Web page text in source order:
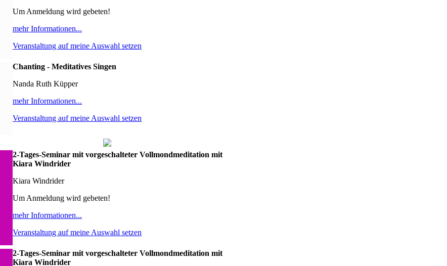
Um Anmeldung wird gebeten!
mehr Informationen...
Veranstaltung auf meine Auswahl setzen
Chanting - Meditatives Singen
Nanda Ruth Küpper
mehr Informationen...
Veranstaltung auf meine Auswahl setzen
2-Tages-Seminar mit vorgeschalteter Vollmondmeditation mit
Kiara Windrider
Kiara Windrider
Um Anmeldung wird gebeten!
mehr Informationen...
Veranstaltung auf meine Auswahl setzen
2-Tages-Seminar mit vorgeschalteter Vollmondmeditation mit
Kiara Windrider